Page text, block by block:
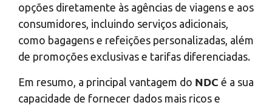
opções diretamente às agências de viagens e aos
consumidores, incluindo serviços adicionais,
como bagagens e refeições personalizadas, além
de promoções exclusivas e tarifas diferenciadas.
Em resumo, a principal vantagem do NDC é a sua
capacidade de fornecer dados mais ricos e